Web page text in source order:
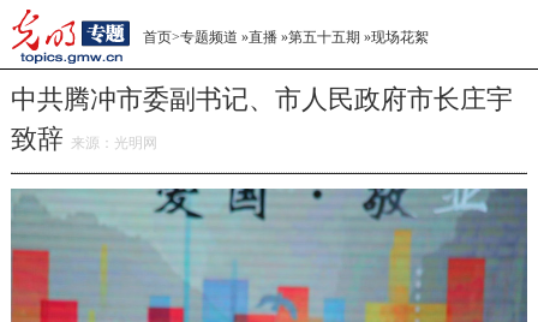
首页>专题频道 »直播»第五十五期 »现场花絮
中共腾冲市委副书记、市人民政府市长庄宇
致辞 来源： 光明网